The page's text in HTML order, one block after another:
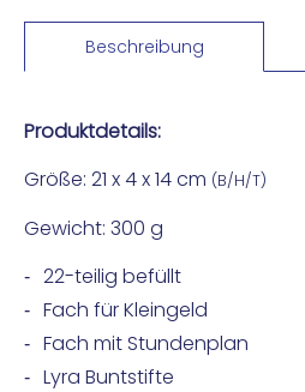
Beschreibung
Produktdetails:
Größe: 21 x 4 x 14 cm (B/H/T)
Gewicht: 300 g
22-teilig befüllt
Fach für Kleingeld
Fach mit Stundenplan
Lyra Buntstifte